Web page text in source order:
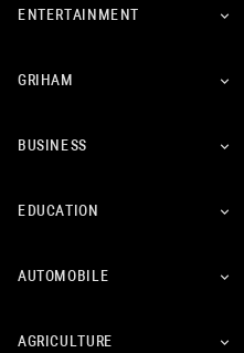
ENTERTAINMENT
GRIHAM
BUSINESS
EDUCATION
AUTOMOBILE
AGRICULTURE